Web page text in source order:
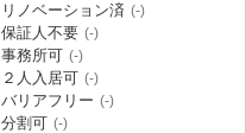
リノベーション済 (-)
保証人不要 (-)
事務所可 (-)
２人入居可 (-)
バリアフリー (-)
分割可 (-)